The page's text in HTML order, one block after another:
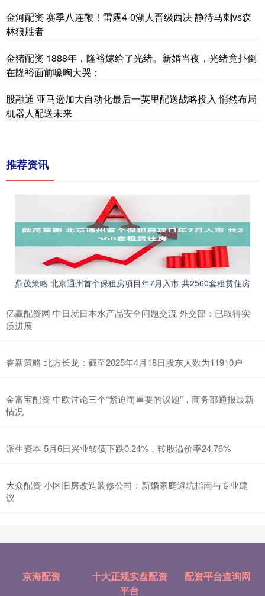
金河配资 赛季八连鞭！雷霆4-0湖人晋级西决 静待马刺vs森
林狼胜者
金猪配资 1888年，隆裕嫁给了光绪。新婚当夜，光绪竟扑倒
在隆裕面前嚎啕大哭：
股融通 亚马逊加大自动化最后一英里配送战略投入 悄然布局
机器人配送未来
推荐资讯
鼎茂策略 北京通州首个保租房项目年7月入市 共2560套租赁住房
亿赢配资网 中日就日本水产品安全问题交流 外交部：已取得实
质进展
睿新策略 北方长龙：截至2025年4月18日股东人数为11910户
金富宝配资 中欧讨论三个“紧迫而重要的议题”，商务部通报最新
情况
派生资本 5月6日兴业转债下跌0.24%，转股溢价率24.76%
大众配资 小区旧房改造装修公司：新婚家庭避坑指南与专业建
议
京海配资
十大正规实盘配资
平台
配资平台查询网